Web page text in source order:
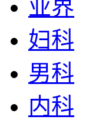
业界
妇科
男科
内科